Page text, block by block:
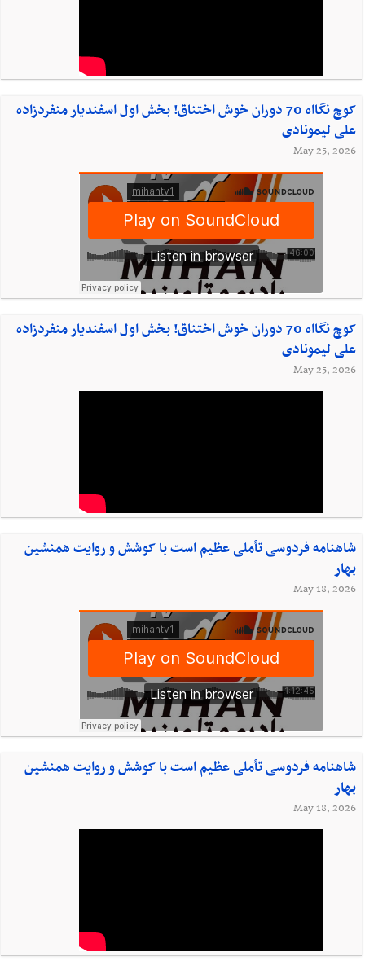
کوچ نگااه 70 دوران خوش اختناق! بخش اول اسفندیار منفردزاده
علی لیمونادی
May 25, 2026
کوچ نگااه 70 دوران خوش اختناق! بخش اول اسفندیار منفردزاده
علی لیمونادی
May 25, 2026
شاهنامه فردوسی تأملی عظیم است با کوشش و روایت همنشین
بهار
May 18, 2026
شاهنامه فردوسی تأملی عظیم است با کوشش و روایت همنشین
بهار
May 18, 2026